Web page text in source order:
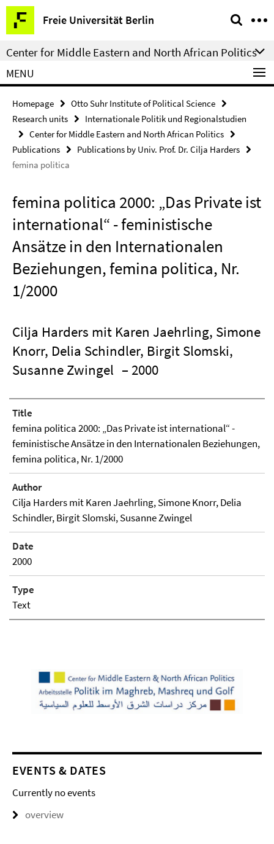
Springe
direkt
zu
Inhalt
Freie Universität Berlin
Service
Navigation
Center for Middle Eastern and North African Politics
MENU
Homepage
Otto Suhr Institute of Political Science
Research units
Internationale Politik und Regionalstudien
Center for Middle Eastern and North African Politics
Publications
Publications by Univ. Prof. Dr. Cilja Harders
femina politica
femina politica 2000: „Das Private ist
international“ - feministische
Ansätze in den Internationalen
Beziehungen, femina politica, Nr.
1/2000
Cilja Harders mit Karen Jaehrling, Simone
Knorr, Delia Schindler, Birgit Slomski,
Susanne Zwingel – 2000
Title
femina politica 2000: „Das Private ist international“ -
feministische Ansätze in den Internationalen Beziehungen,
femina politica, Nr. 1/2000
Author
Cilja Harders mit Karen Jaehrling, Simone Knorr, Delia
Schindler, Birgit Slomski, Susanne Zwingel
Date
2000
Type
Text
EVENTS & DATES
Currently no events
overview